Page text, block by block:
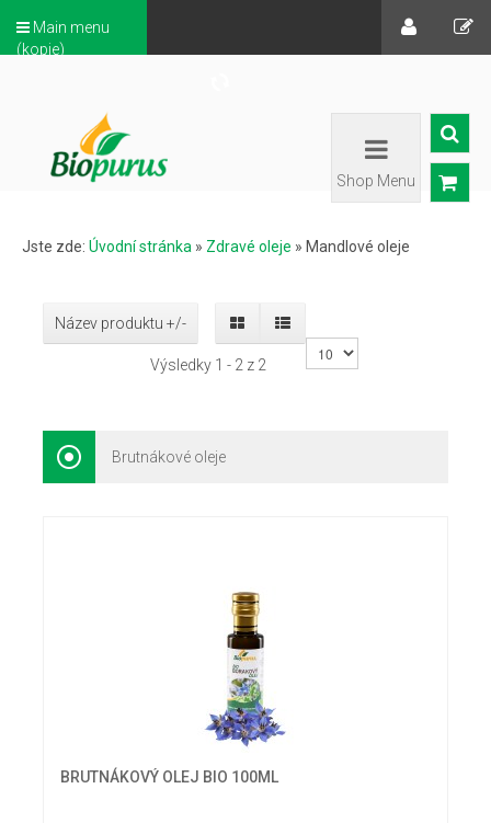
Main menu
(kopie)
Shop Menu
Jste zde: Úvodní stránka » Zdravé oleje » Mandlové oleje
Název produktu +/-
Výsledky 1 - 2 z 2
Brutnákové oleje
BRUTNÁKOVÝ OLEJ BIO 100ML